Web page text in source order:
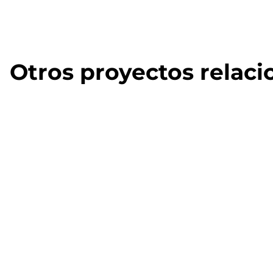
Otros proyectos